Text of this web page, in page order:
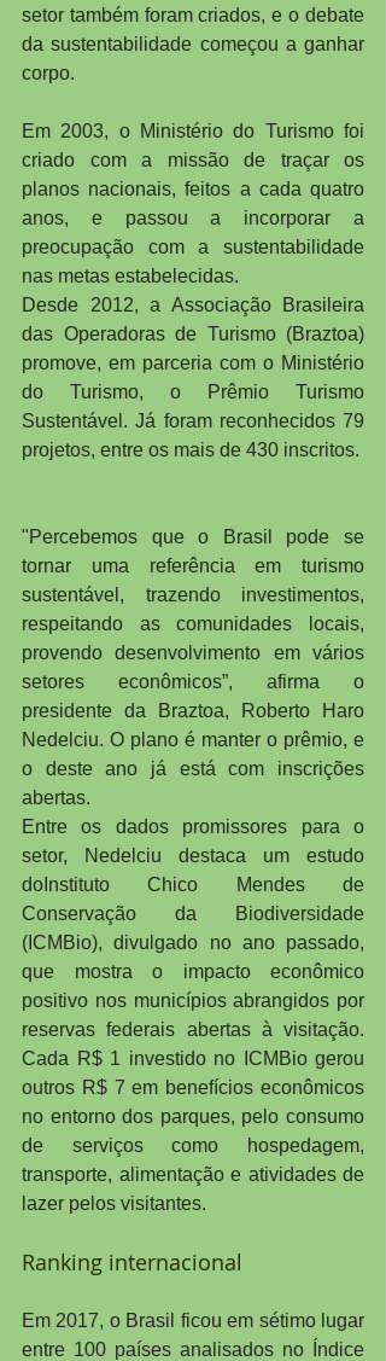
setor também foram criados, e o debate
da sustentabilidade começou a ganhar
corpo.
Em 2003, o Ministério do Turismo foi
criado com a missão de traçar os
planos nacionais, feitos a cada quatro
anos, e passou a incorporar a
preocupação com a sustentabilidade
nas metas estabelecidas.
Desde 2012, a Associação Brasileira
das Operadoras de Turismo (Braztoa)
promove, em parceria com o Ministério
do Turismo, o Prêmio Turismo
Sustentável. Já foram reconhecidos 79
projetos, entre os mais de 430 inscritos.
"Percebemos que o Brasil pode se
tornar uma referência em turismo
sustentável, trazendo investimentos,
respeitando as comunidades locais,
provendo desenvolvimento em vários
setores econômicos”, afirma o
presidente da Braztoa, Roberto Haro
Nedelciu. O plano é manter o prêmio, e
o deste ano já está com inscrições
abertas.
Entre os dados promissores para o
setor, Nedelciu destaca um estudo
doInstituto Chico Mendes de
Conservação da Biodiversidade
(ICMBio), divulgado no ano passado,
que mostra o impacto econômico
positivo nos municípios abrangidos por
reservas federais abertas à visitação.
Cada R$ 1 investido no ICMBio gerou
outros R$ 7 em benefícios econômicos
no entorno dos parques, pelo consumo
de serviços como hospedagem,
transporte, alimentação e atividades de
lazer pelos visitantes.
Ranking internacional
Em 2017, o Brasil ficou em sétimo lugar
entre 100 países analisados no Índice